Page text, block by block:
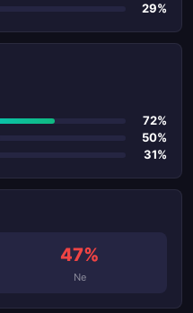
29%
72%
50%
31%
47%
Ne